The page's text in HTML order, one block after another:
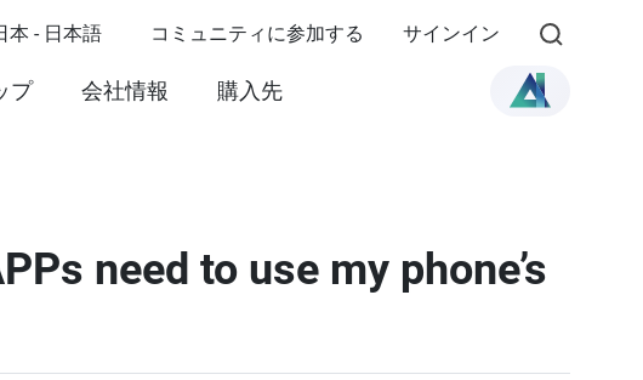
本 - 日本語 コミュニティに参加する サインイン
プ 会社情報 購入先
need to use my phone’s